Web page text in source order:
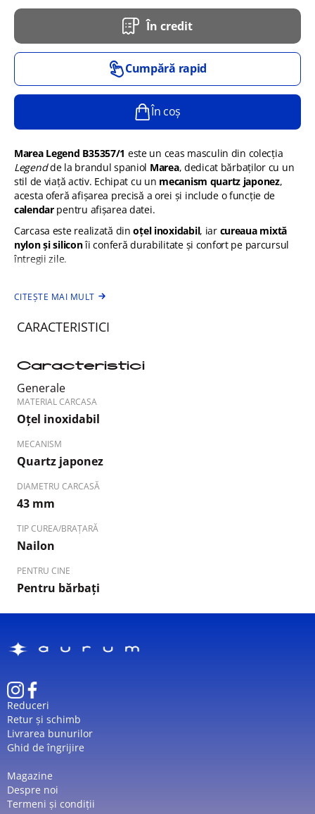
În credit
Cumpără rapid
În coș
Marea Legend B35357/1 este un ceas masculin din colecția
Legendde la brandul spaniol Marea, dedicat bărbaților cu un
stil de viață activ. Echipat cu un mecanism quartz japonez,
acesta oferă afișarea precisă a orei și include o funcție de
calendarpentru afișarea datei.
Carcasa este realizată dinoțel inoxidabil, iar cureaua mixtă
nylon și siliconîi conferă durabilitate și confort pe parcursul
întregii zile.
sticlă minerală, iarrezistența la apă 100 m (10 ATM)
ModelulB35357/1este o alegere excelentă pentru bărbați care
casual.
CITEȘTE MAI MULT
CARACTERISTICI
Caracteristici
Generale
MATERIAL CARCASA
Oțel inoxidabil
MECANISM
Quartz japonez
DIAMETRU CARCASĂ
43 mm
TIP CUREA/BRAȚARĂ
Nailon
PENTRU CINE
Pentru bărbați
Reduceri
Retur și schimb
Livrarea bunurilor
Ghid de îngrijire
Magazine
Despre noi
Termeni și condiții